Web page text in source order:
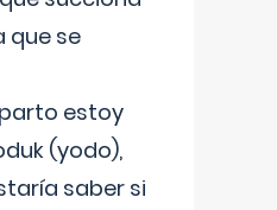
que se
estoy
(yodo),
saber si